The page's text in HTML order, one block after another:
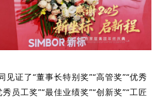
证了“董事长特别奖”“高管奖”“优秀
员工奖”“最佳业绩奖”“创新奖”“工匠